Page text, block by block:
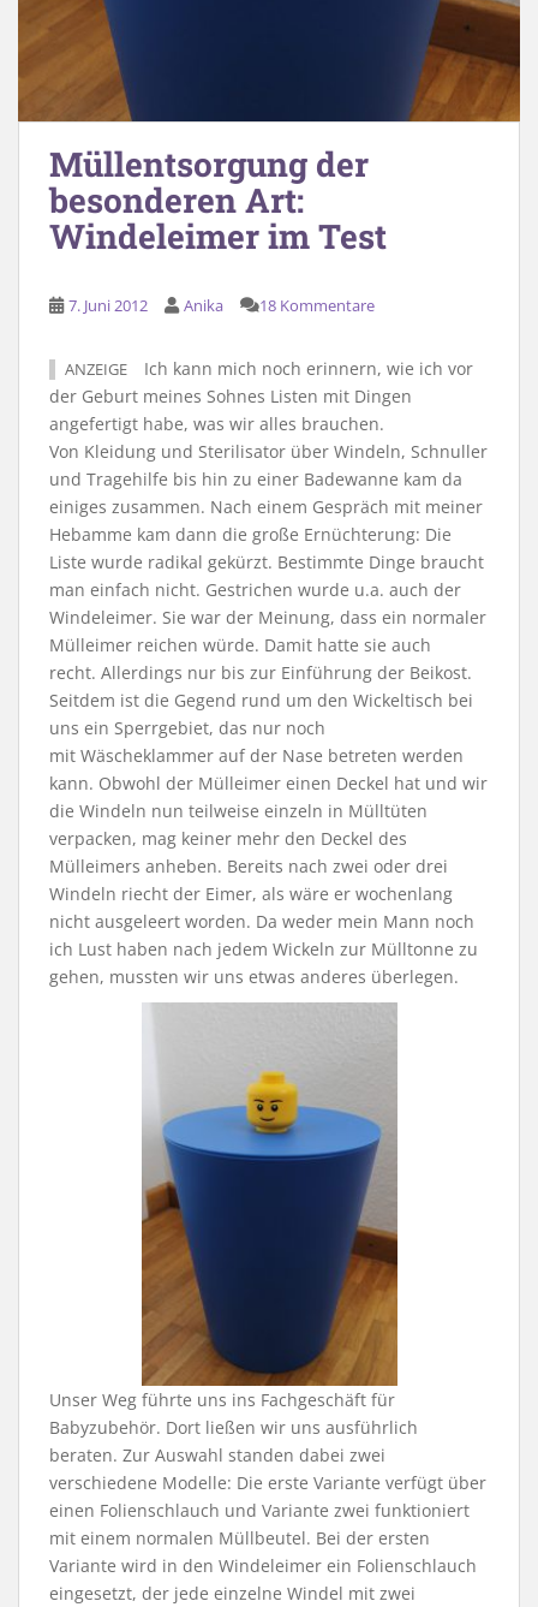
Müllentsorgung der
besonderen Art:
Windeleimer im Test
7. Juni 2012 Anika 18 Kommentare
ANZEIGE
Ich kann mich noch erinnern, wie ich vor
der Geburt meines Sohnes Listen mit Dingen
angefertigt habe, was wir alles brauchen.
Von Kleidung und Sterilisator über Windeln, Schnuller
und Tragehilfe bis hin zu einer Badewanne kam da
einiges zusammen. Nach einem Gespräch mit meiner
Hebamme kam dann die große Ernüchterung: Die
Liste wurde radikal gekürzt. Bestimmte Dinge braucht
man einfach nicht. Gestrichen wurde u.a. auch der
Windeleimer. Sie war der Meinung, dass ein normaler
Mülleimer reichen würde. Damit hatte sie auch
recht. Allerdings nur bis zur Einführung der Beikost.
Seitdem ist die Gegend rund um den Wickeltisch bei
uns ein Sperrgebiet, das nur noch
mit Wäscheklammer auf der Nase betreten werden
kann. Obwohl der Mülleimer einen Deckel hat und wir
die Windeln nun teilweise einzeln in Mülltüten
verpacken, mag keiner mehr den Deckel des
Mülleimers anheben. Bereits nach zwei oder drei
Windeln riecht der Eimer, als wäre er wochenlang
nicht ausgeleert worden. Da weder mein Mann noch
ich Lust haben nach jedem Wickeln zur Mülltonne zu
gehen, mussten wir uns etwas anderes überlegen.
Unser Weg führte uns ins Fachgeschäft für
Babyzubehör. Dort ließen wir uns ausführlich
beraten. Zur Auswahl standen dabei zwei
verschiedene Modelle: Die erste Variante verfügt über
einen Folienschlauch und Variante zwei funktioniert
mit einem normalen Müllbeutel. Bei der ersten
Variante wird in den Windeleimer ein Folienschlauch
eingesetzt, der jede einzelne Windel mit zwei